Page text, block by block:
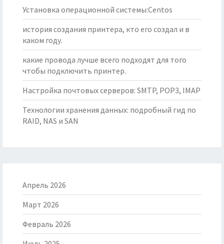
Установка операционной системы:Centos
история создания принтера, кто его создал и в
каком году.
какие провода лучше всего подходят для того
чтобы подключить принтер.
Настройка почтовых серверов: SMTP, POP3, IMAP
Технологии хранения данных: подробный гид по
RAID, NAS и SAN
Апрель 2026
Март 2026
Февраль 2026